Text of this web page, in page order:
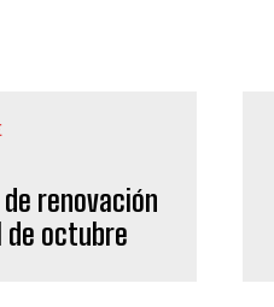
renovación
de octubre